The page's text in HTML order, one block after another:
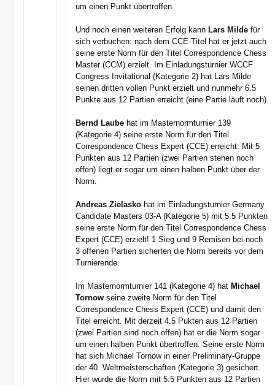
um einen Punkt übertroffen.
Und noch einen weiteren Erfolg kann Lars Mildefür
sich verbuchen: nach dem CCE-Titel hat er jetzt auch
seine erste Norm für den Titel Correspondence Chess
Master (CCM) erzielt. Im Einladungsturnier WCCF
Congress Invitational (Kategorie 2) hat Lars Milde
seinen dritten vollen Punkt erzielt und nunmehr 6.5
Punkte aus 12 Partien erreicht (eine Partie läuft noch).
Bernd Laube hat im Masternormturnier 139
(Kategorie 4) seine erste Norm für den Titel
Correspondence Chess Expert (CCE) erreicht. Mit 5
Punkten aus 12 Partien (zwei Partien stehen noch
offen) liegt er sogar um einen halben Punkt über der
Norm.
Andreas Zielasko hat im Einladungsturnier Germany
Candidate Masters 03-A (Kategorie 5) mit 5.5 Punkten
seine erste Norm für den Titel Correspondence Chess
Expert (CCE) erzielt! 1 Sieg und 9 Remisen bei noch
3 offenen Partien sicherten die Norm bereits vor dem
Turnierende.
Im Masternormturnier 141 (Kategorie 4) hat Michael
Tornow seine zweite Norm für den Titel
Correspondence Chess Expert (CCE) und damit den
Titel erreicht. Mit derzeit 4.5 Pukten aus 12 Partien
(zwei Partien sind noch offen) hat er die Norm sogar
um einen halben Punkt übertroffen. Seine erste Norm
hat sich Michael Tornow in einer Preliminary-Gruppe
der 40. Weltmeisterschaften (Kategorie 3) gesichert.
Hier wurde die Norm mit 5.5 Punkten aus 12 Partien